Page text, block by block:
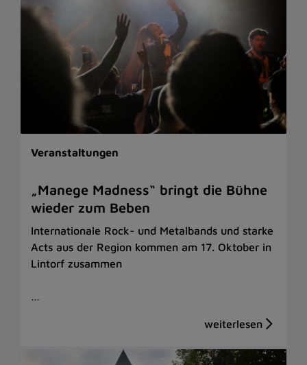
Veranstaltungen
„Manege Madness“ bringt die Bühne
wieder zum Beben
Internationale Rock- und Metalbands und starke
Acts aus der Region kommen am 17. Oktober in
Lintorf zusammen
…